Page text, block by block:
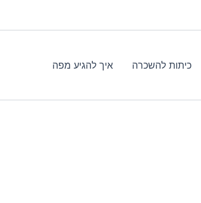
כיתות להשכרה איך להגיע מפה